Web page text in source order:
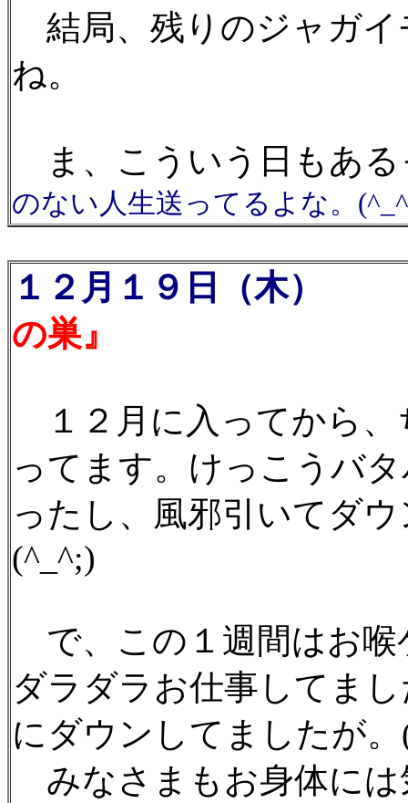
結局、残りのジャガイ
ね。
ま、こういう日もある
のない人生送ってるよな。
１２月１９日（木）
の巣』
１２月に入ってから、
ってます。けっこうバ
ったし、風邪引いてダ
(^_^;)
で、この１週間はお喉
ダラダラお仕事してま
にダウンしてましたが
みなさまもお身体には